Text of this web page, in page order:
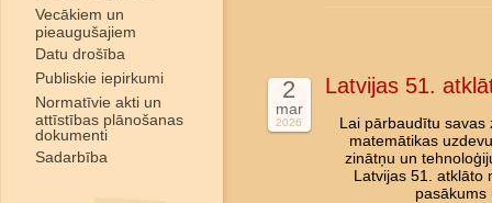
Vecākiem un
pieaugušajiem
Datu drošība
Publiskie iepirkumi
Normatīvie akti un
attīstības plānošanas
dokumenti
Sadarbība
2
mar
2026
Latvijas 51.
Lai pārbaudītu savas
matemātikas
zinātņu un
Latvijas 51. atklāto
pasākums